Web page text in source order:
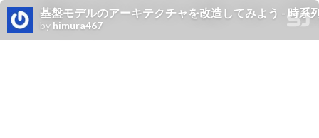
基盤モデルのアーキテクチャを改造してみよう - 時
by himura467